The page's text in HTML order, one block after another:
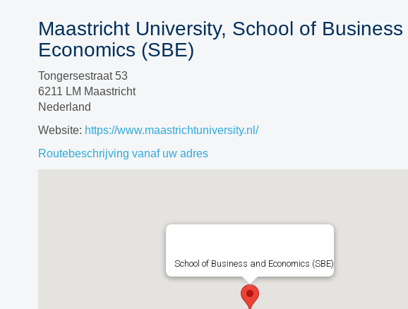
Maastricht University, School of
Economics (SBE)
Tongersestraat 53
6211 LM Maastricht
Nederland
Website: https://www.maastrichtuniversity.nl/
Routebeschrijving vanaf uw adres
School of Business and Economics (SBE)